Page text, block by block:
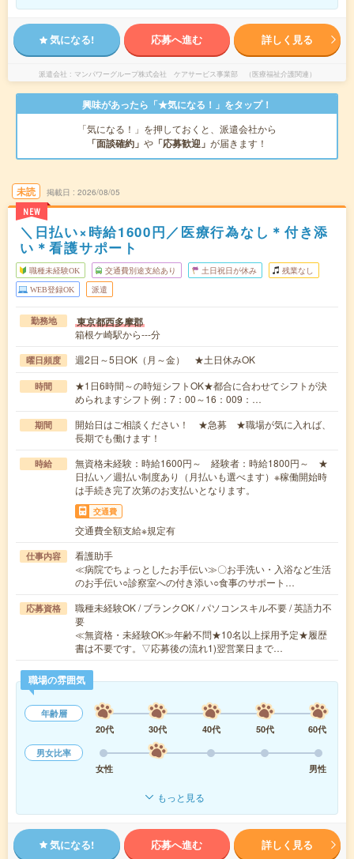
気になる! 応募へ進む 詳しく見る
派遣会社 マンパワーグループ株式会社 ケアサービス事業部 （医療福祉介護関連）
興味があったら「★気になる！」をタップ！
「気になる！」を押しておくと、派遣会社から
「面談確約」 や 「応募歓迎」 が届きます！
未読
NEW
掲載日 2026/08/05
＼日払い×時給1600円／医療行為なし＊付き添
い＊看護サポート
職種未経験OK 交通費別途支給あり 土日祝日が休み 残業なし
WEB登録OK 派遣
勤務地 東京都西多摩郡
箱根ケ崎駅から---分
曜日頻度 週2日～5日OK（月～金） ★土日休みOK
時間
★1日6時間～の時短シフトOK★都合に合わせてシフトが決
められますシフト例：7：00～16：009：…
期間
開始日はご相談ください！ ★急募 ★職場が気に入れば、
長期でも働けます！
時給
無資格未経験：時給1600円～ 経験者：時給1800円～ ★
日払い／週払い制度あり（月払いも選べます）※稼働開始時
は手続き完了次第のお支払いとなります。
交通費
交通費全額支給※規定有
仕事内容
看護助手
≪病院でちょっとしたお手伝い≫〇お手洗い・入浴など生活
のお手伝い○診察室への付き添い○食事のサポート…
応募資格
職種未経験OK / ブランクOK / パソコンスキル不要 / 英語力不
要
≪無資格・未経験OK≫年齢不問★10名以上採用予定★履歴
書は不要です。▽応募後の流れ1)翌営業日まで…
職場の雰囲気
年齢層
20代
30代 40代 50代
60代
男女比率
女性
男性
もっと見る
気になる! 応募へ進む 詳しく見る